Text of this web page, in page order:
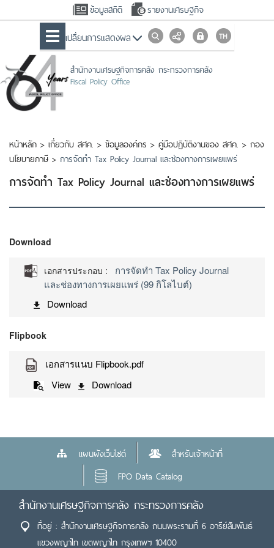
ข้อมูลสถิติ รายงานเศรษฐกิจ
เปลื่ยนการแสดงผล
สำนักงานเศรษฐกิจการคลัง กระทรวงการคลัง
Fiscal Policy Office
หน้าหลัก > เกี่ยวกับ สศค. > ข้อมูลองค์กร > คู่มือปฏิบัติงานของ สศค. > กอง
นโยบายภาษี > การจัดทำ Tax Policy Journal และช่องทางการเผยแพร่
การจัดทำ Tax Policy Journal และช่องทางการเผยแพร่
Download
เอกสารประกอบ :
การจัดทำ Tax Policy Journal
และช่องทางการเผยแพร่ (99 กิโลไบต์)
Download
Flipbook
เอกสารแนบ Flipbook.pdf
View
Download
แผนผังเว็บไซต์
สำหรับเจ้าหน้าที่
FPO Data Catalog
สำนักงานเศรษฐกิจการคลัง กระทรวงการคลัง
ที่อยู่ : สำนักงานเศรษฐกิจการคลัง ถนนพระรามที่ 6 อารีย์สัมพันธ์
แขวงพญาไท เขตพญาไท กรุงเทพฯ 10400